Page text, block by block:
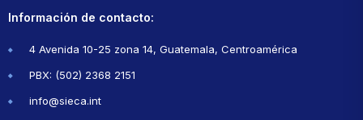
Información de contacto:
4 Avenida 10-25 zona 14, Guatemala, Centroamérica
PBX: (502) 2368 2151
info@sieca.int